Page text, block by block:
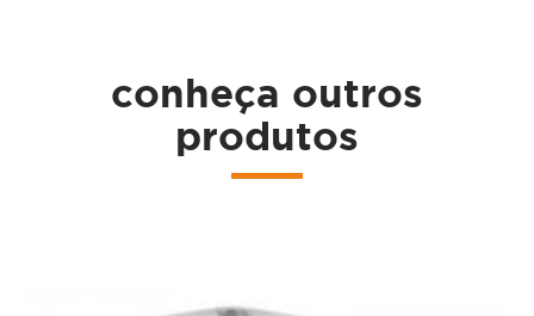
conheça outros
produtos